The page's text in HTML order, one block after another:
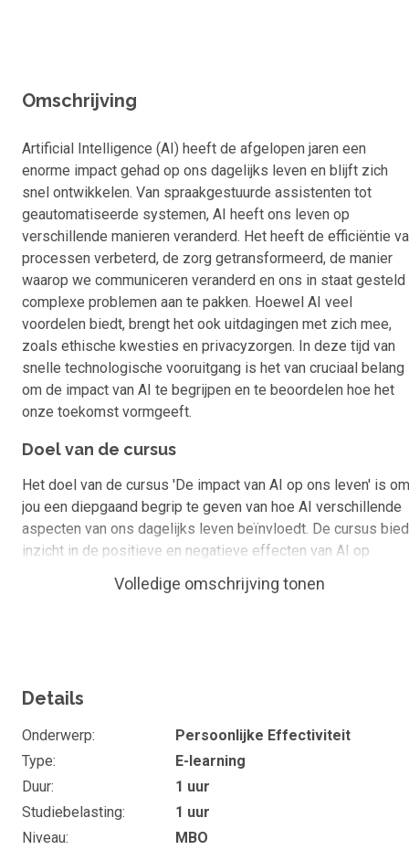
Omschrijving
Artificial Intelligence (AI) heeft de afgelopen jaren een
enorme impact gehad op ons dagelijks leven en blijft zich
snel ontwikkelen. Van spraakgestuurde assistenten tot
geautomatiseerde systemen, AI heeft ons leven op
verschillende manieren veranderd. Het heeft de efficiëntie
processen verbeterd, de zorg getransformeerd, de manier
waarop we communiceren veranderd en ons in staat gesteld
complexe problemen aan te pakken. Hoewel AI veel
voordelen biedt, brengt het ook uitdagingen met zich mee,
zoals ethische kwesties en privacyzorgen. In deze tijd van
snelle technologische vooruitgang is het van cruciaal belang
om de impact van AI te begrijpen en te beoordelen hoe het
onze toekomst vormgeeft.
Doel van de cursus
Het doel van de cursus 'De impact van AI op ons leven' is om
jou een diepgaand begrip te geven van hoe AI verschillende
aspecten van ons dagelijks leven beïnvloedt. De cursus
inzicht in de positieve en negatieve effecten van AI op
gebieden zoals samenleving, communicatie en ethiek. Door
middel van theoretische concepten en case studies, stelt de
Wat kan je of ken je na de cursus
De rol van AI in ons leven
Ethisch dilemma van AI
Positieve en negatieve impacten van AI
Impact op ons dagelijkse leven
Volledige omschrijving tonen
Details
Onderwerp
Persoonlijke Effectiviteit
Type
E-learning
Duur
1 uur
Studiebelasting
1 uur
Niveau
MBO